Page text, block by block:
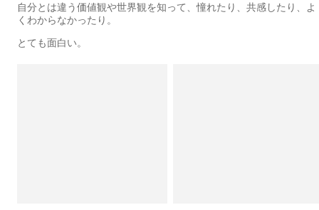
自分とは違う価値観や世界観を知って、憧れたり、共感したり、よ
くわからなかったり。
とても面白い。